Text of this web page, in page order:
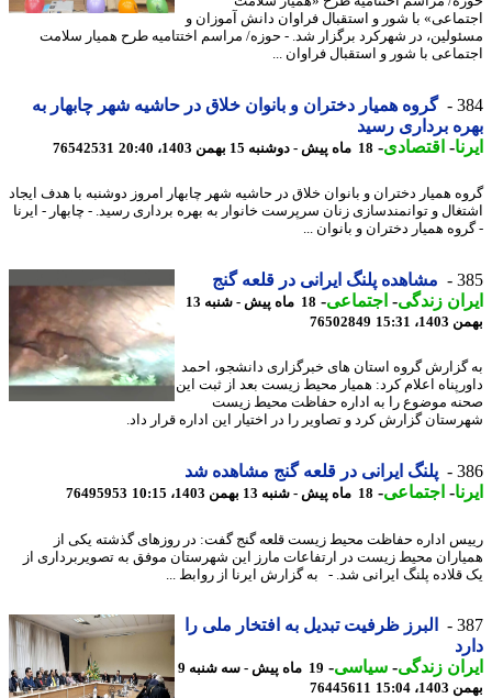
با شور و استقبال فراوان دانش آموزان و
در شهرکرد برگزار شد. - حوزه/ مراسم اختتامیه طرح همیار سلامت
با شور و استقبال فراوان ...
گروه همیار دختران و بانوان خلاق در حاشیه شهر چابهار به
برداری رسید
-اقتصادی-18 ماه پیش - دوشنبه 15 بهمن 1403، 20:40 76542531
همیار دختران و بانوان خلاق در حاشیه شهر چابهار امروز دوشنبه با هدف ایجاد
و توانمندسازی زنان سرپرست خانوار به بهره برداری رسید. - چابهار - ایرنا
همیار دختران و بانوان ...
مشاهده پلنگ ایرانی در قلعه گنج
زندگی-اجتماعی-
18 ماه پیش - شنبه 13
15:31
76502849
گروه استان های خبرگزاری دانشجو، احمد
اعلام کرد: همیار محیط زیست بعد از ثبت این
موضوع را به اداره حفاظت محیط زیست
گزارش کرد و تصاویر را در اختیار این اداره قرار داد.
پلنگ ایرانی در قلعه گنج مشاهده شد
-اجتماعی-18 ماه پیش - شنبه 13 بهمن 1403، 10:15 76495953
اداره حفاظت محیط زیست قلعه گنج گفت: در روزهای گذشته یکی از
محیط زیست در ارتفاعات مارز این شهرستان موفق به تصویربرداری از
پلنگ ایرانی شد. - به گزارش ایرنا از روابط ...
البرز ظرفیت تبدیل به افتخار ملی را
زندگی-سیاسی-
19 ماه پیش - سه شنبه 9
15:04
76445611